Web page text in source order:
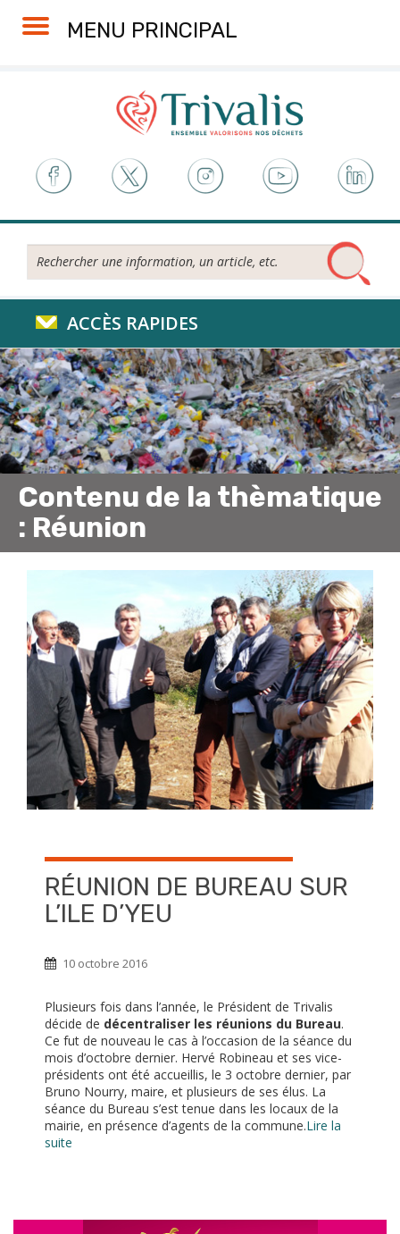
MENU PRINCIPAL
Rechercher...
ACCÈS RAPIDES
Contenu de la thèmatique
: Réunion
RÉUNION DE BUREAU SUR
L’ILE D’YEU
10 octobre 2016
Plusieurs fois dans l’année, le Président de Trivalis
décide de décentraliser les réunions du Bureau.
Ce fut de nouveau le cas à l’occasion de la séance du
mois d’octobre dernier. Hervé Robineau et ses vice-
présidents ont été accueillis, le 3 octobre dernier, par
Bruno Nourry, maire, et plusieurs de ses élus. La
séance du Bureau s’est tenue dans les locaux de la
mairie, en présence d’agents de la commune.Lire la
suite